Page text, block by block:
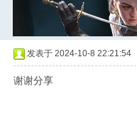
发表于 2024-10-8 22:21:54
谢谢分享